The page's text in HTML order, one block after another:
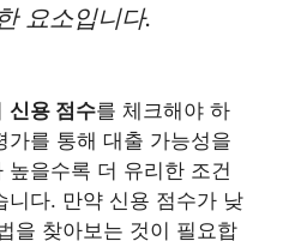
요소입니다.
신용 점수를 체크해야 하
가를 통해 대출 가능성을
을수록 더 유리한 조건
니다. 만약 신용 점수가 낮
을 찾아보는 것이 필요합